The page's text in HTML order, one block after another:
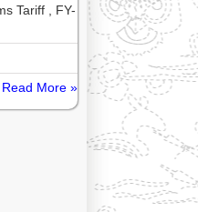
Tariff , FY-
Read More »